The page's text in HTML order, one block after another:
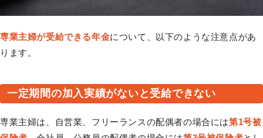
専業主婦が受給できる年金について、以下のような注意点があ
ります。
一定期間の加入実績がないと受給できない
専業主婦は、自営業、フリーランスの配偶者の場合には第1号被